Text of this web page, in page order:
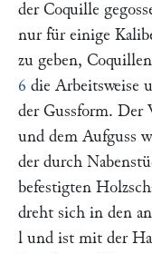
der Coquille
nur für einige
zu geben,
6 die Arbeitsweise
der Gussform. Der
und dem Aufguss
der durch
befestigten
dreht sich in den
l und ist mit der